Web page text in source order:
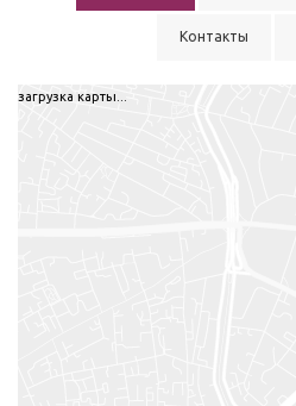
Контакты
загрузка карты...